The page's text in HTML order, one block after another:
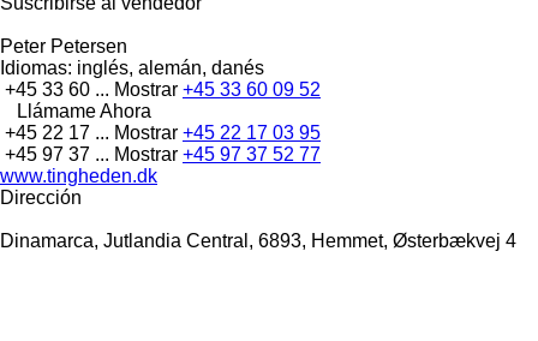
Peter Petersen
Idiomas: inglés, alemán, danés
+45 33 60 ... Mostrar +45 33 60 09 52
Llámame Ahora
+45 22 17 ... Mostrar +45 22 17 03 95
+45 97 37 ... Mostrar +45 97 37 52 77
www.tingheden.dk
Dirección
Dinamarca, Jutlandia Central, 6893, Hemmet, Østerbækvej 4